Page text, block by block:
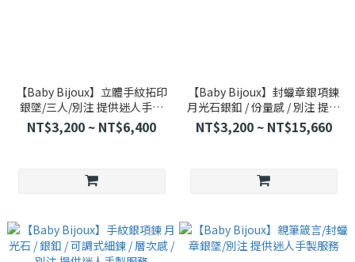
【Baby Bijoux】立體手紋拓印
銀墜/三人/別注 提供迷人手製
服務
NT$3,200 ~ NT$6,400
【Baby Bijoux】封蠟章銀項鍊
月光石銀釦 / 份量感 / 別注 提供
迷人手製服務
NT$3,200 ~ NT$15,660